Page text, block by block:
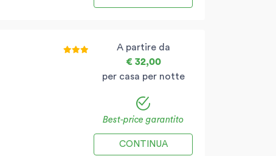
A partire da
€ 32,00
per casa per notte
Best-price garantito
CONTINUA